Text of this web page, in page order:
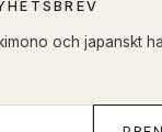
och japanskt